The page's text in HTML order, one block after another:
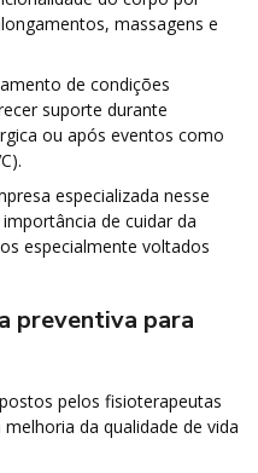
massagens e
de condições
suporte durante
ou após eventos como
especializada nesse
de cuidar da
especialmente voltados
preventiva para
pelos fisioterapeutas
da qualidade de vida